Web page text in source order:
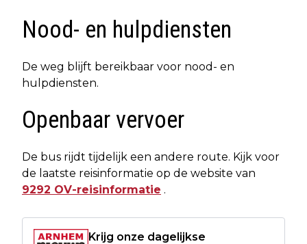
Nood- en hulpdiensten
De weg blijft bereikbaar voor nood- en
hulpdiensten.
Openbaar vervoer
De bus rijdt tijdelijk een andere route. Kijk voor
de laatste reisinformatie op de website van
9292 OV-reisinformatie .
Krijg onze dagelijkse